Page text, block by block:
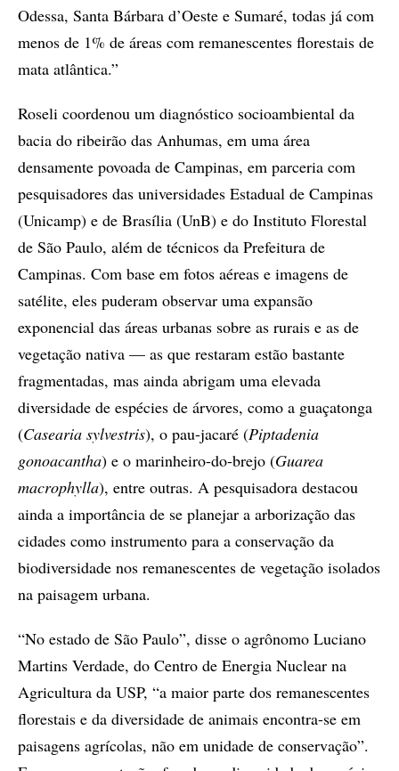
Odessa, Santa Bárbara d’Oeste e Sumaré, todas já com
menos de 1% de áreas com remanescentes florestais de
mata atlântica.”
Roseli coordenou um diagnóstico socioambiental da
bacia do ribeirão das Anhumas, em uma área
densamente povoada de Campinas, em parceria com
pesquisadores das universidades Estadual de Campinas
(Unicamp) e de Brasília (UnB) e do Instituto Florestal
de São Paulo, além de técnicos da Prefeitura de
Campinas. Com base em fotos aéreas e imagens de
satélite, eles puderam observar uma expansão
exponencial das áreas urbanas sobre as rurais e as de
vegetação nativa — as que restaram estão bastante
fragmentadas, mas ainda abrigam uma elevada
diversidade de espécies de árvores, como a guaçatonga
(Casearia sylvestris), o pau-jacaré (Piptadenia
gonoacantha) e o marinheiro-do-brejo (Guarea
macrophylla), entre outras. A pesquisadora destacou
ainda a importância de se planejar a arborização das
cidades como instrumento para a conservação da
biodiversidade nos remanescentes de vegetação isolados
na paisagem urbana.
“No estado de São Paulo”, disse o agrônomo Luciano
Martins Verdade, do Centro de Energia Nuclear na
Agricultura da USP, “a maior parte dos remanescentes
florestais e da diversidade de animais encontra-se em
paisagens agrícolas, não em unidade de conservação”.